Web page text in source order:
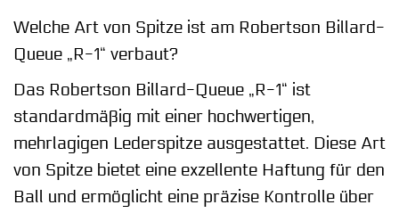
Welche Art von Spitze ist am Robertson Billard-
Queue „R-1“ verbaut?
Das Robertson Billard-Queue „R-1“ ist
standardmäßig mit einer hochwertigen,
mehrlagigen Lederspitze ausgestattet. Diese Art
von Spitze bietet eine exzellente Haftung für den
Ball und ermöglicht eine präzise Kontrolle über